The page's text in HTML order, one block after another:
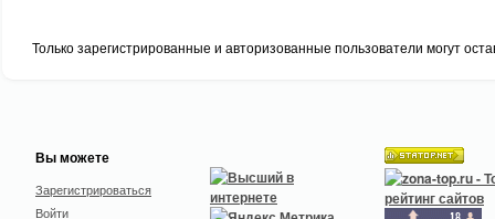
Только зарегистрированные и авторизованные пользователи могут
Вы можете
Зарегистрироваться
Войти